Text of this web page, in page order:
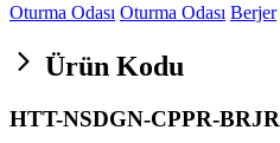
Oturma Odası Oturma Odası Berjer
Ürün Kodu
HTT-NSDGN-CPPR-BRJR